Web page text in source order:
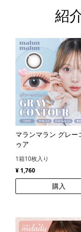
紹
マランマラン グレー
ゥア
1箱10枚入り
¥ 1,760
購入